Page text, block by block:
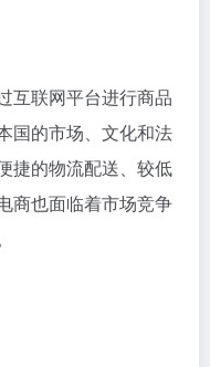
互联网平台进行商品
国的市场、文化和法
捷的物流配送、较低
商也面临着市场竞争